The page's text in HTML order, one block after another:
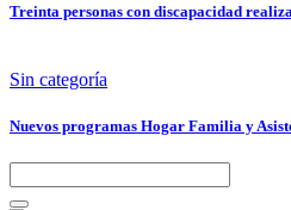
Treinta personas con discapacidad
Sin categoría
Nuevos programas Hogar Familia y